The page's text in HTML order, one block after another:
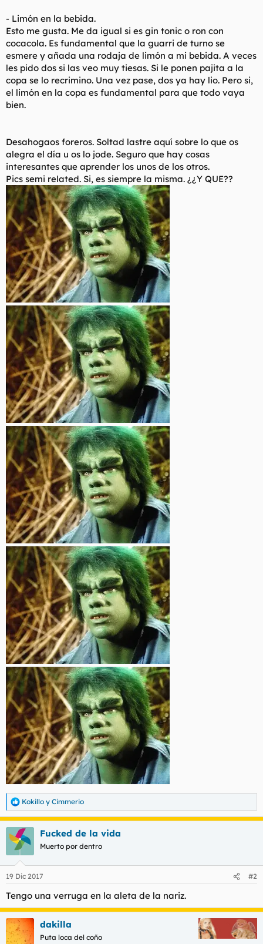
- Limón en la bebida.
Esto me gusta. Me da igual si es gin tonic o ron con
cocacola. Es fundamental que la guarri de turno se
esmere y añada una rodaja de limón a mi bebida. A veces
les pido dos si las veo muy tiesas. Si le ponen pajita a la
copa se lo recrimino. Una vez pase, dos ya hay lio. Pero si,
el limón en la copa es fundamental para que todo vaya
bien.
Desahogaos foreros. Soltad lastre aquí sobre lo que os
alegra el día u os lo jode. Seguro que hay cosas
interesantes que aprender los unos de los otros.
Pics semi related. Si, es siempre la misma. ¿¿Y QUE??
R
e
a
c
c
e
:
Kokillo y Cimmerio
Fucked de la vida
Muerto por dentro
19 Dic 2017 #2
Tengo una verruga en la aleta de la nariz.
dakilla
Puta loca del coño